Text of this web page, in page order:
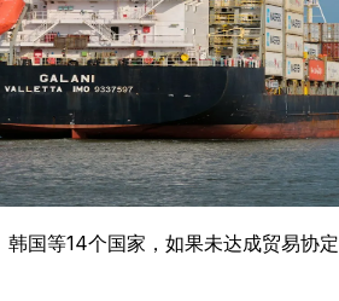
国等14个国家，如果未达成贸易